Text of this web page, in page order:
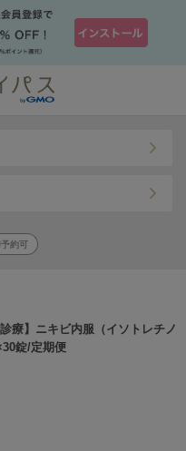
予約可
診療】ニキビ内服（イソトレチノ
錠/定期便